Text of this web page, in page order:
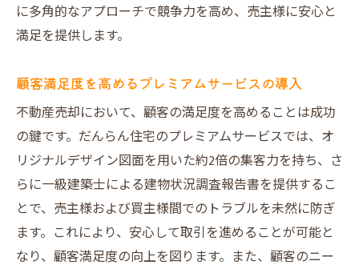
に多角的なアプローチで競争力を高め、売主様に安心と
満足を提供します。
顧客満足度を高めるプレミアムサービスの導入
不動産売却において、顧客の満足度を高めることは成功
の鍵です。だんらん住宅のプレミアムサービスでは、オ
リジナルデザイン図面を用いた約2倍の集客力を持ち、さ
らに一級建築士による建物状況調査報告書を提供するこ
とで、売主様および買主様間でのトラブルを未然に防ぎ
ます。これにより、安心して取引を進めることが可能と
なり、顧客満足度の向上を図ります。また、顧客のニー